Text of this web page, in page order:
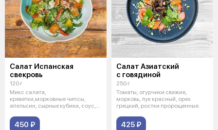
Салат Испанская
свекровь
120 г
Микс салата,
креветки,морковные чипсы,
апельсин, сырные кубики, соус,
450 ₽
Салат Азиатский
с говядиной
250 г
Томаты, огурчики свежие,
морковь, лук красный, орех
грецкий, ростки пророщенные.
425 ₽